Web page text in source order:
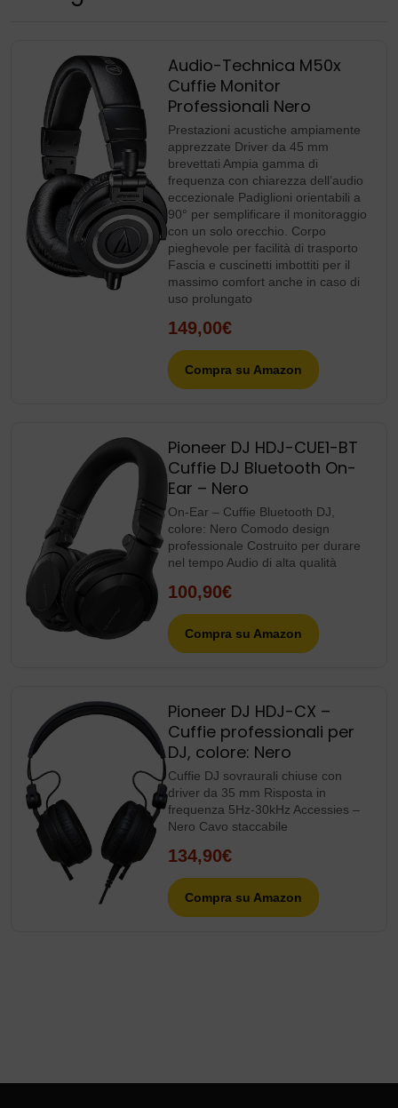
Audio-Technica M50x
Cuffie Monitor
Professionali Nero
Prestazioni acustiche ampiamente
apprezzate Driver da 45 mm
brevettati Ampia gamma di
frequenza con chiarezza dell’audio
eccezionale Padiglioni orientabili a
90° per semplificare il monitoraggio
con un solo orecchio. Corpo
pieghevole per facilità di trasporto
Fascia e cuscinetti imbottiti per il
massimo comfort anche in caso di
uso prolungato
149,00€
Compra su Amazon
Pioneer DJ HDJ-CUE1-BT
Cuffie DJ Bluetooth On-
Ear – Nero
On-Ear – Cuffie Bluetooth DJ,
colore: Nero Comodo design
professionale Costruito per durare
nel tempo Audio di alta qualità
100,90€
Compra su Amazon
Pioneer DJ HDJ-CX –
Cuffie professionali per
DJ, colore: Nero
Cuffie DJ sovraurali chiuse con
driver da 35 mm Risposta in
frequenza 5Hz-30kHz Accessies –
Nero Cavo staccabile
134,90€
Compra su Amazon